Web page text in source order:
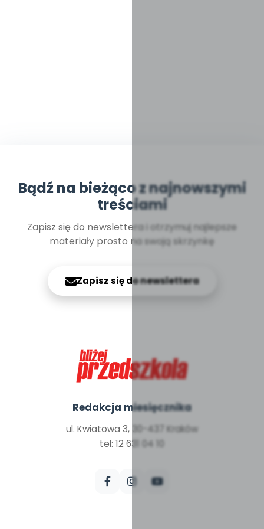
Bądź na bieżąco z najnowszymi
treściami
Zapisz się do newslettera i otrzymuj najlepsze
materiały prosto na swoją skrzynkę
Zapisz się do newslettera
Redakcja miesięcznika
ul. Kwiatowa 3, 30-437 Kraków
tel: 12 631 04 10